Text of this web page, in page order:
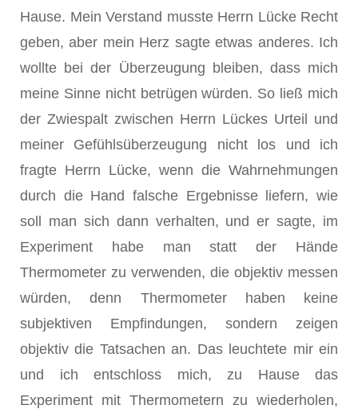
Hause. Mein Verstand musste Herrn Lücke Recht
geben, aber mein Herz sagte etwas anderes. Ich
wollte bei der Überzeugung bleiben, dass mich
meine Sinne nicht betrügen würden. So ließ mich
der Zwiespalt zwischen Herrn Lückes Urteil und
meiner Gefühlsüberzeugung nicht los und ich
fragte Herrn Lücke, wenn die Wahrnehmungen
durch die Hand falsche Ergebnisse liefern, wie
soll man sich dann verhalten, und er sagte, im
Experiment habe man statt der Hände
Thermometer zu verwenden, die objektiv messen
würden, denn Thermometer haben keine
subjektiven Empfindungen, sondern zeigen
objektiv die Tatsachen an. Das leuchtete mir ein
und ich entschloss mich, zu Hause das
Experiment mit Thermometern zu wiederholen,